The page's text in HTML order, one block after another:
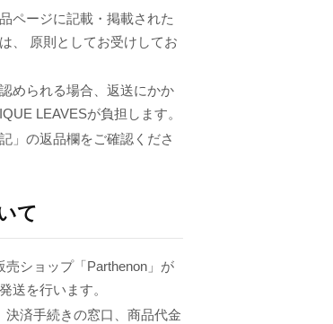
ページに記載・掲載された
、 原則としてお受けしてお
められる場合、返送にかか
LEAVESが負担します。
」の返品欄をご確認くださ
て
売ショップ「Parthenon」が
送を行います。
済手続きの窓口、商品代金